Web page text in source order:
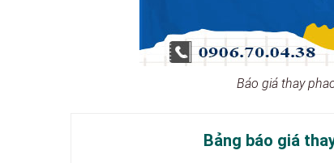
Báo giá thay
Bảng báo giá